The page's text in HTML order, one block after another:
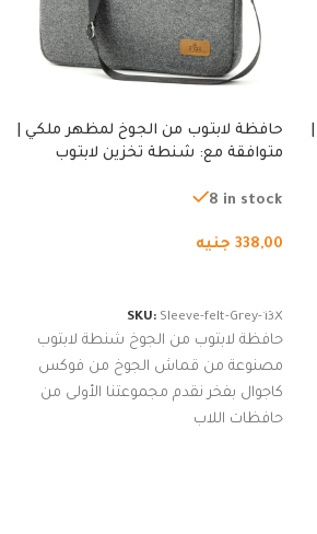
حافظة لابتوب من الجوخ لمظهر ملكي |
متوافقة مع: شنطة تخزين لابتوب
من الجوخ لجهاز نوت بوك والتابلت،
8 in stock
338,00 جنيه
SKU: Sleeve-felt-Grey-13X
حافظة لابتوب من الجوخ شنطة لابتوب
مصنوعة من قماش الجوخ من فوكس
كاجوال بفخر نقدم مجموعتنا الأولى من
حافظات اللاب